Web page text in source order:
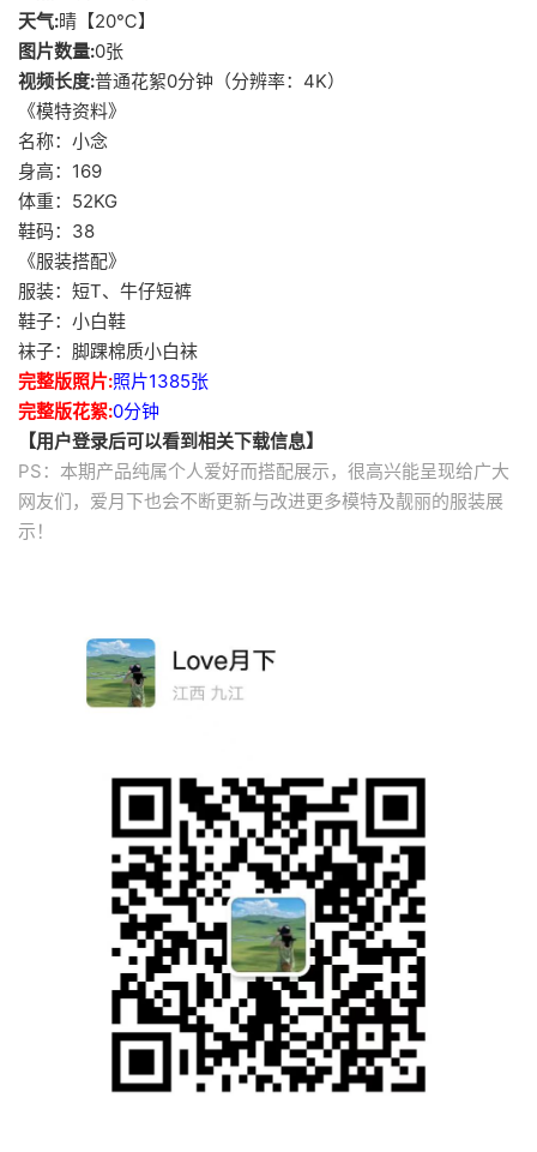
天气:晴【20℃】
图片数量:0张
视频长度:普通花絮0分钟（分辨率：4K）
《模特资料》
名称：小念
身高：169
体重：52KG
鞋码：38
《服装搭配》
服装：短T、牛仔短裤
鞋子：小白鞋
袜子：脚踝棉质小白袜
完整版照片:照片1385张
完整版花絮:0分钟
【用户登录后可以看到相关下载信息】
PS：本期产品纯属个人爱好而搭配展示，很高兴能呈现给广大
网友们，爱月下也会不断更新与改进更多模特及靓丽的服装展
示！